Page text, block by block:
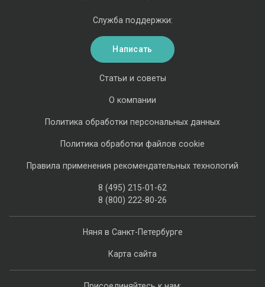
Няня в Санкт-Петербурге
Карта сайта
Статьи и советы
О компании
Политика обработки персональных данных
Политика обработки файлов cookie
Правила применения рекомендательных технологий
8 (495) 215-01-62
8 (800) 222-80-26
Служба поддержки:
Написать